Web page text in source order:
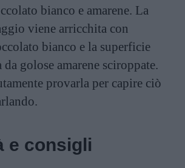
bianco e amarene. La
viene arricchita con
bianco e la superficie
golose amarene sciroppate.
provarla per capire ciò
e consigli